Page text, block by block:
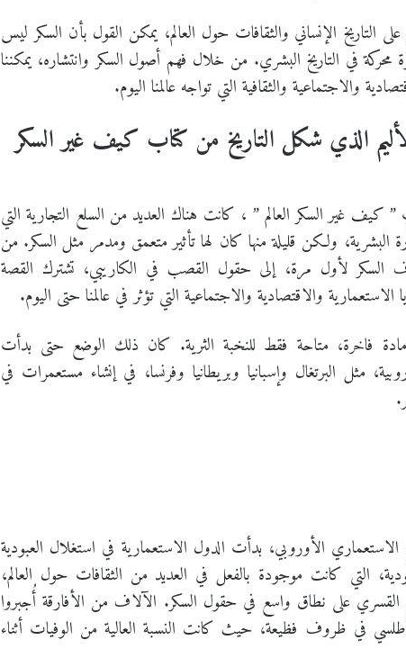
على التاريخ الإنساني والثقافات حول العالم، يمكن القول بأن السكر ليس
في التاريخ البشري. من خلال فهم أصول السكر وانتشاره، يمكننا
والاجتماعية والثقافية التي تواجه عالمنا اليوم.
الأليم الذي شكل التاريخ من كتاب كيف غير السكر
” كيف غير السكر العالم ” ، كانت هناك العديد من السلع التجارية التي
ولكن قليلة منها كان لها تأثير متعمق ومدمر مثل السكر. من
السكر لأول مرة، إلى حقول القصب في الكاريبي، تشترك القصة
الاستعمارية والاقتصادية والاجتماعية التي تؤثر في عالمنا حتى اليوم.
فاخرة، متاحة فقط للنخبة الثرية. كان ذلك الوضع حتى بدأت
مثل البرتغال وإسبانيا وبريطانيا وفرنسا، في إنشاء مستعمرات في
الأوروبي، بدأت الدول الاستعمارية في استغلال العبودية
التي كانت موجودة بالفعل في العديد من الثقافات حول العالم،
القسري على نطاق واسع في حقول السكر. الآلاف من الأفارقة أُجبروا
في ظروف فظيعة، حيث كانت النسبة العالية من الوفيات أثناء